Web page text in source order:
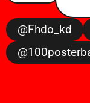
@fhdo_kd